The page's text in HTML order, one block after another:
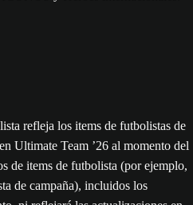
refleja los items de futbolistas de
Ultimate Team ’26 al momento del
de items de futbolista (por ejemplo,
de campaña), incluidos los